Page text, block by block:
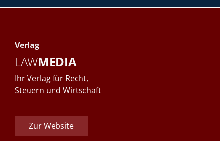
Verlag
LAWMEDIA
Ihr Verlag für Recht,
Steuern und Wirtschaft
Zur Website